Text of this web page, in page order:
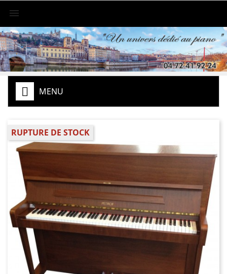

MENU
RUPTURE DE STOCK